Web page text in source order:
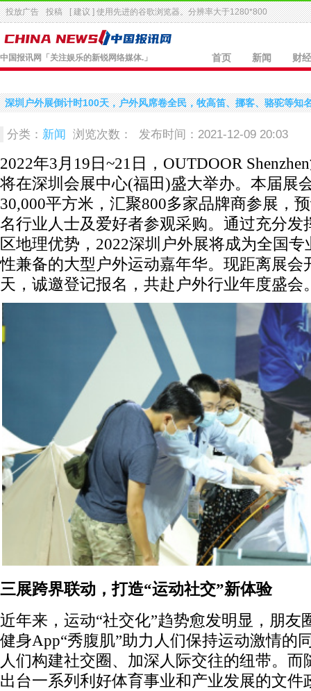
投放广告 投稿 [ 建议 ] 使用先进的谷歌浏览器。分辨率大于1280*800
中国报讯网 「关注娱乐的新锐网络媒体.」 首页 新闻 财经
深圳户外展倒计时100天，户外风席卷全民，牧高笛、挪客、骆驼等知
分类： 新闻 浏览次数： 发布时间：2021-12-09 20:03
2022年3月19日~21日，OUTDOOR
将在深圳会展中心(福田)盛大举办。本届展
30,000平方米，汇聚800多家品牌商参展，
名行业人士及爱好者参观采购。通过充分发
区地理优势，2022深圳户外展将成为全国专
性兼备的大型户外运动嘉年华。现距离展会
天，诚邀登记报名，共赴户外行业年度盛会
三展跨界联动，打造“运动社交”新体验
近年来，运动“社交化”趋势愈发明显，朋友
健身App“秀腹肌”助力人们保持运动激情的
人们构建社交圈、加深人际交往的纽带。而
出台一系列利好体育事业和产业发展的文件